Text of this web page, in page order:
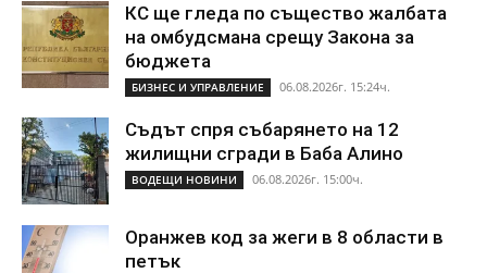
КС ще гледа по същество жалбата
на омбудсмана срещу Закона за
бюджета
БИЗНЕС И УПРАВЛЕНИЕ 06.08.2026г. 15:24ч.
Съдът спря събарянето на 12
жилищни сгради в Баба Алино
ВОДЕЩИ НОВИНИ 06.08.2026г. 15:00ч.
Оранжев код за жеги в 8 области в
петък